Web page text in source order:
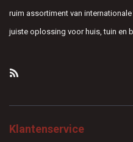
ruim assortiment van
juiste oplossing voor huis, tuin en
Klantenservice